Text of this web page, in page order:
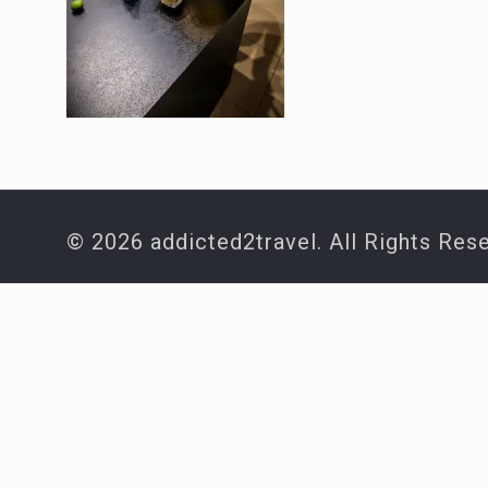
© 2026 addicted2travel. All Rights